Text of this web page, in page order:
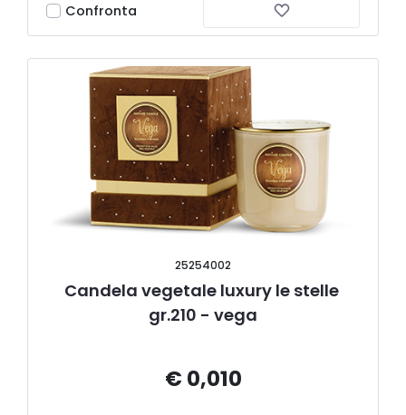
Confronta
25254002
Candela vegetale luxury le stelle
gr.210 - vega
€ 0,010